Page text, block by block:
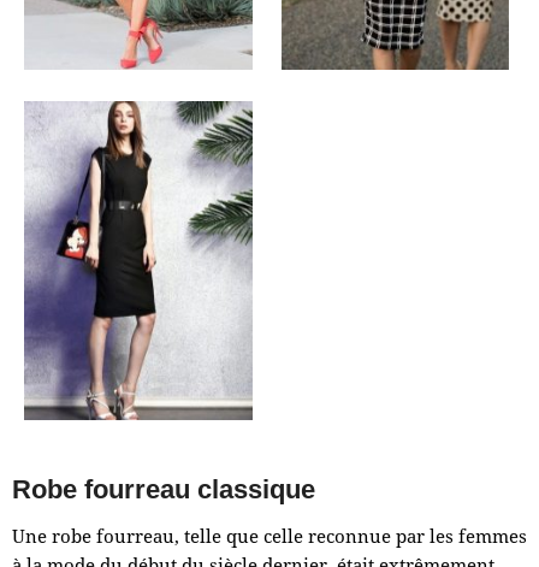
Robe fourreau classique
Une robe fourreau, telle que celle reconnue par les femmes